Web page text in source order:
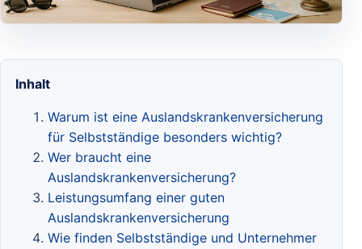
Inhalt
Warum ist eine Auslandskrankenversicherung
für Selbstständige besonders wichtig?
Wer braucht eine
Auslandskrankenversicherung?
Leistungsumfang einer guten
Auslandskrankenversicherung
Wie finden Selbstständige und Unternehmer